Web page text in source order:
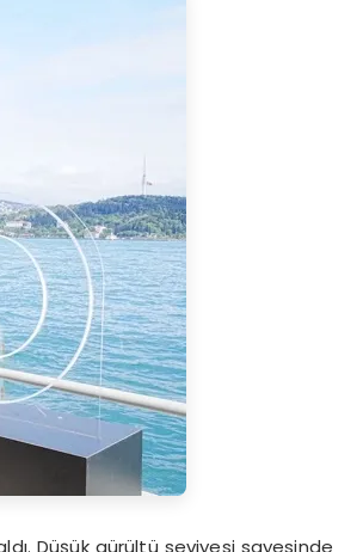
Düşük gürültü seviyesi sayesinde